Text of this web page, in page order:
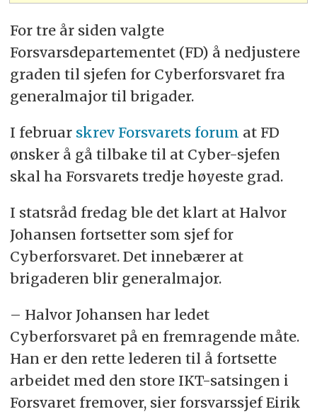
For tre år siden valgte
Forsvarsdepartementet (FD) å nedjustere
graden til sjefen for Cyberforsvaret fra
generalmajor til brigader.
I februar skrev Forsvarets forum at FD
ønsker å gå tilbake til at Cyber-sjefen
skal ha Forsvarets tredje høyeste grad.
I statsråd fredag ble det klart at Halvor
Johansen fortsetter som sjef for
Cyberforsvaret. Det innebærer at
brigaderen blir generalmajor.
– Halvor Johansen har ledet
Cyberforsvaret på en fremragende måte.
Han er den rette lederen til å fortsette
arbeidet med den store IKT-satsingen i
Forsvaret fremover, sier forsvarssjef Eirik